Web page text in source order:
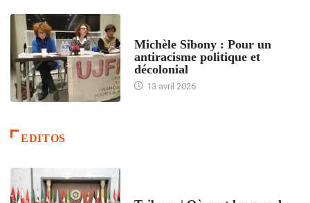
Michèle Sibony : Pour un
antiracisme politique et
décolonial
13 avril 2026
EDITOS